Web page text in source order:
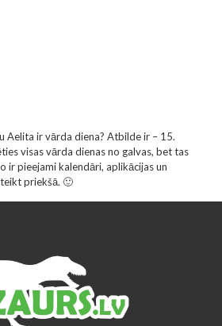
Aelita ir vārda diena? Atbilde ir – 15.
visas vārda dienas no galvas, bet tas
ir pieejami kalendāri, aplikācijas un
priekšā. 🙂